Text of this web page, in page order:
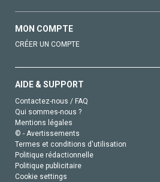
MON COMPTE
CRÉER UN COMPTE
AIDE & SUPPORT
Contactez-nous / FAQ
Qui sommes-nous ?
Mentions légales
© - Avertissements
Termes et conditions d'utilisation
Politique rédactionnelle
Politique publicitaire
Cookie settings